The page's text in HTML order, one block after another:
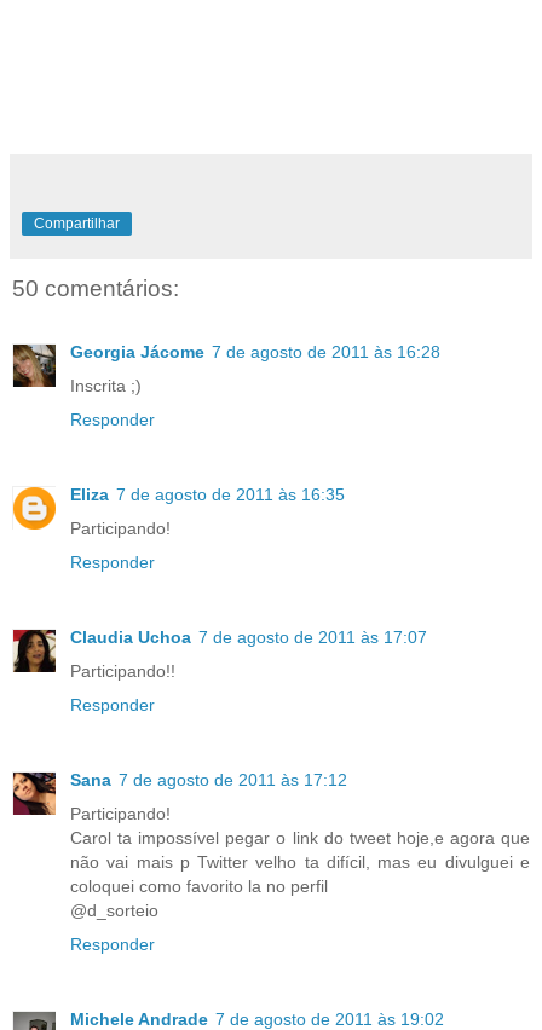
Compartilhar
50 comentários:
Georgia Jácome 7 de agosto de 2011 às 16:28
Inscrita ;)
Responder
Eliza 7 de agosto de 2011 às 16:35
Participando!
Responder
Claudia Uchoa 7 de agosto de 2011 às 17:07
Participando!!
Responder
Sana 7 de agosto de 2011 às 17:12
Participando!
Carol ta impossível pegar o link do tweet hoje,e agora que
não vai mais p Twitter velho ta difícil, mas eu divulguei e
coloquei como favorito la no perfil
@d_sorteio
Responder
Michele Andrade 7 de agosto de 2011 às 19:02